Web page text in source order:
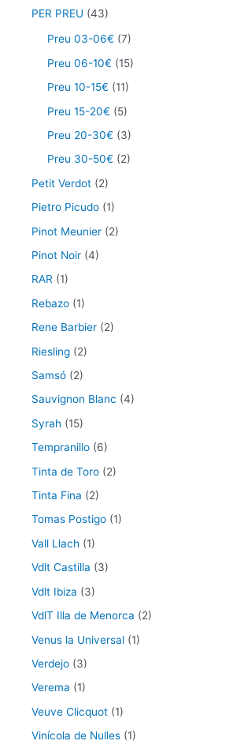
PER PREU (43)
Preu 03-06€ (7)
Preu 06-10€ (15)
Preu 10-15€ (11)
Preu 15-20€ (5)
Preu 20-30€ (3)
Preu 30-50€ (2)
Petit Verdot (2)
Pietro Picudo (1)
Pinot Meunier (2)
Pinot Noir (4)
RAR (1)
Rebazo (1)
Rene Barbier (2)
Riesling (2)
Samsó (2)
Sauvignon Blanc (4)
Syrah (15)
Tempranillo (6)
Tinta de Toro (2)
Tinta Fina (2)
Tomas Postigo (1)
Vall Llach (1)
Vdlt Castilla (3)
Vdlt Ibiza (3)
VdlT Illa de Menorca (2)
Venus la Universal (1)
Verdejo (3)
Verema (1)
Veuve Clicquot (1)
Vinícola de Nulles (1)